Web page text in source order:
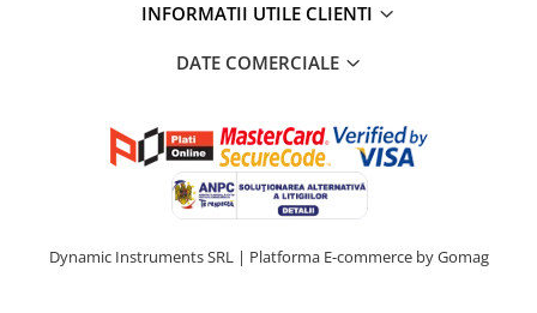
INFORMATII UTILE CLIENTI
DATE COMERCIALE
Dynamic Instruments SRL | Platforma E-commerce by Gomag